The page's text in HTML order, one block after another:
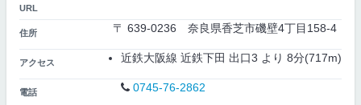
URL
住所 〒 639-0236 奈良県香芝市磯壁4丁目158-4
アクセス 近鉄大阪線 近鉄下田 出口3 より 8分(717m)
電話 0745-76-2862